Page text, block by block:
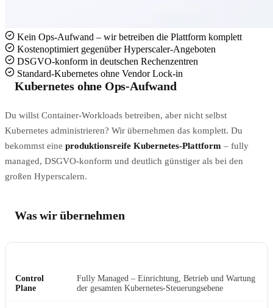
Kein Ops-Aufwand – wir betreiben die Plattform komplett
Kostenoptimiert gegenüber Hyperscaler-Angeboten
DSGVO-konform in deutschen Rechenzentren
Standard-Kubernetes ohne Vendor Lock-in
Kubernetes ohne Ops-Aufwand
Du willst Container-Workloads betreiben, aber nicht selbst
Kubernetes administrieren? Wir übernehmen das komplett. Du
bekommst eine produktionsreife Kubernetes-Plattform – fully
managed, DSGVO-konform und deutlich günstiger als bei den
großen Hyperscalern.
Was wir übernehmen
Control
Plane
Fully Managed – Einrichtung, Betrieb und Wartung
der gesamten Kubernetes-Steuerungsebene